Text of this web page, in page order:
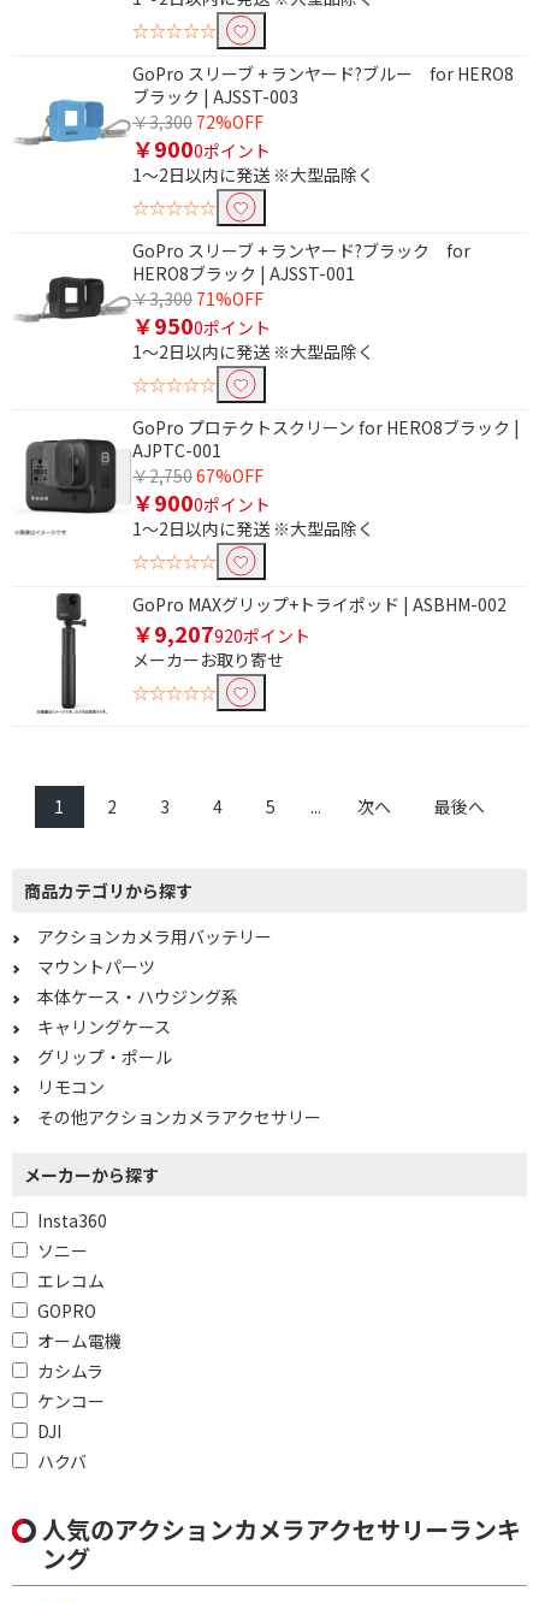
☆☆☆☆☆
GoPro スリーブ + ランヤード?ブルー for HERO8
ブラック | AJSST-003
￥3,300 72%OFF
￥9000ポイント
1～2日以内に発送 ※大型品除く
☆☆☆☆☆
GoPro スリーブ + ランヤード?ブラック for
HERO8ブラック | AJSST-001
￥3,300 71%OFF
￥9500ポイント
1～2日以内に発送 ※大型品除く
☆☆☆☆☆
GoPro プロテクトスクリーン for HERO8ブラック |
AJPTC-001
￥2,75067%OFF
￥9000ポイント
1～2日以内に発送 ※大型品除く
☆☆☆☆☆
GoPro MAXグリップ+トライポッド | ASBHM-002
￥9,207920ポイント
メーカーお取り寄せ
☆☆☆☆☆
1 2 3 4 5 ... 次へ 最後へ
商品カテゴリから探す
アクションカメラ用バッテリー
マウントパーツ
本体ケース・ハウジング系
キャリングケース
グリップ・ポール
リモコン
その他アクションカメラアクセサリー
メーカーから探す
Insta360
ソニー
エレコム
GOPRO
オーム電機
カシムラ
ケンコー
DJI
ハクバ
人気のアクションカメラアクセサリーランキ
ング